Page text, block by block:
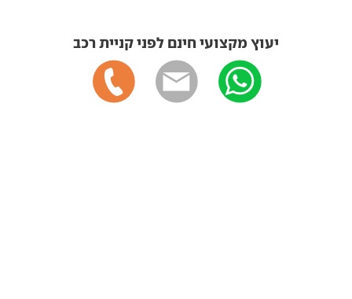
יעוץ מקצועי חינם לפני קניית רכב